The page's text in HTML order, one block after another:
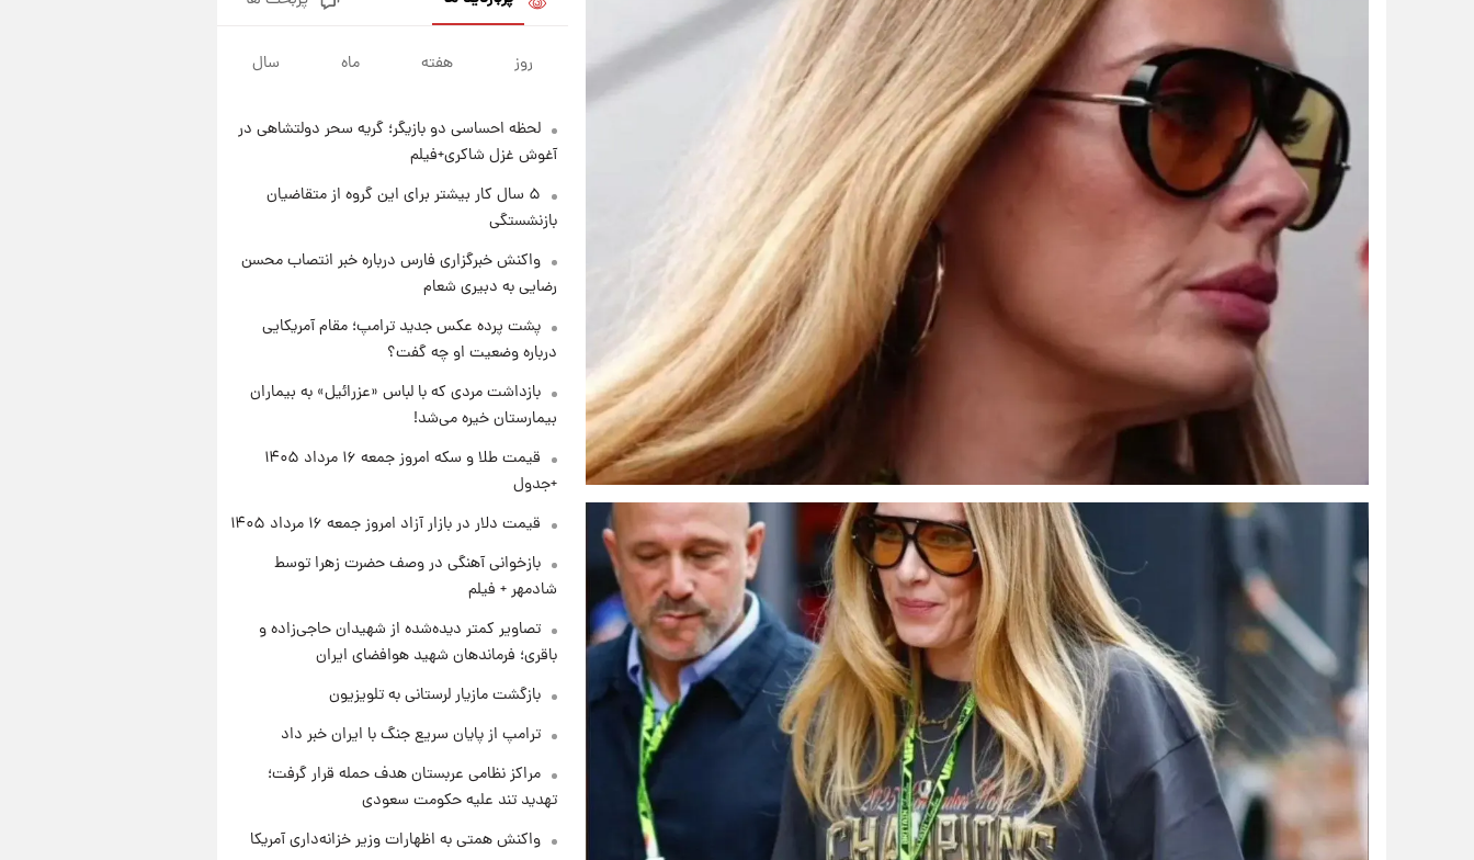
جزئیات فعال‌سازی «کیف پول
ایران» اعلام شد+فیلم
۱ روز پیش
۱۵ مرداد ۱۴۰۵ +جدول
۱ روز پیش
قیمت طلا و سکه امروز پنجشنبه
۱۵ مرداد ۱۴۰۵
دهک؛ جزئیات اعلام شد
روز هفته ماه سال
لحظه احساسی دو بازیگر؛ گریه سحر دولتشاهی در
آغوش غزل شاکری+فیلم
۵ سال کار بیشتر برای این گروه از متقاضیان
بازنشستگی
واکنش خبرگزاری فارس درباره خبر انتصاب محسن
رضایی به دبیری شعام
پشت پرده عکس جدید ترامپ؛ مقام آمریکایی
درباره وضعیت او چه گفت؟
بازداشت مردی که با لباس «عزرائیل» به بیماران
بیمارستان خیره می‌شد!
قیمت طلا و سکه امروز جمعه ۱۶ مرداد ۱۴۰۵
+جدول
قیمت دلار در بازار آزاد امروز جمعه ۱۶ مرداد ۱۴۰۵
بازخوانی آهنگی در وصف حضرت زهرا توسط
شادمهر + فیلم
تصاویر کمتر دیده‌شده از شهیدان حاجی‌زاده و
باقری؛ فرماندهان شهید هوافضای ایران
بازگشت مازیار لرستانی به تلویزیون
ترامپ از پایان سریع جنگ با ایران خبر داد
مراکز نظامی عربستان هدف حمله قرار گرفت؛
تهدید تند علیه حکومت سعودی
واکنش همتی به اظهارات وزیر خزانه‌داری آمریکا